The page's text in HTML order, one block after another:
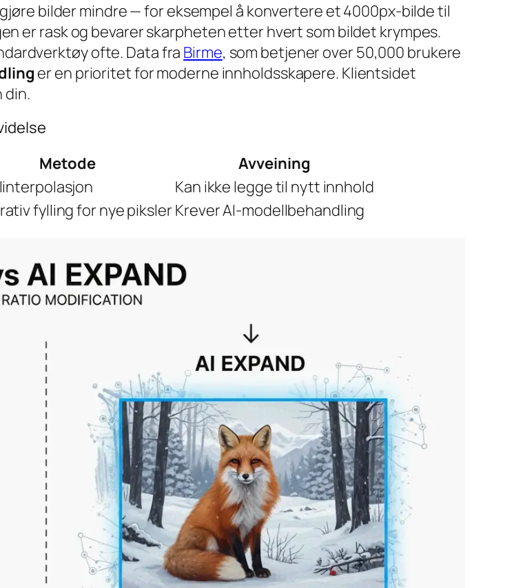
bilder mindre — for eksempel å konvertere et 4000px-bilde til
er rask og bevarer skarpheten etter hvert som bildet krympes.
ofte. Data fra Birme, som betjener over 50,000 brukere
er en prioritet for moderne innholdsskapere. Klientsidet
din.
Metode
Avveining
Kan ikke legge til nytt innhold
fylling for nye pikslerKrever AI-modellbehandling